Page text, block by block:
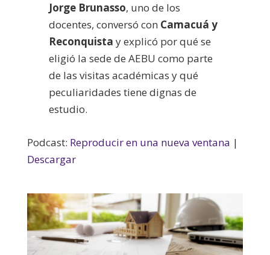
Jorge Brunasso, uno de los
docentes, conversó con Camacuá y
Reconquista y explicó por qué se
eligió la sede de AEBU como parte
de las visitas académicas y qué
peculiaridades tiene dignas de
estudio.
Podcast: Reproducir en una nueva ventana |
Descargar